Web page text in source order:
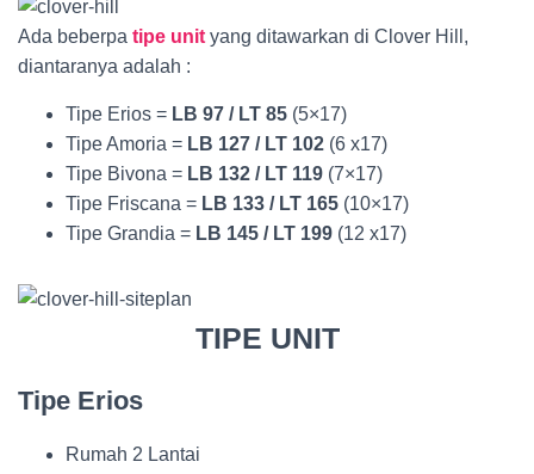
Ada beberpa tipe unit yang ditawarkan di Clover Hill,
diantaranya adalah :
Tipe Erios = LB 97 / LT 85 (5×17)
Tipe Amoria = LB 127 / LT 102 (6 x17)
Tipe Bivona = LB 132 / LT 119 (7×17)
Tipe Friscana = LB 133 / LT 165 (10×17)
Tipe Grandia = LB 145 / LT 199 (12 x17)
TIPE UNIT
Tipe Erios
Rumah 2 Lantai